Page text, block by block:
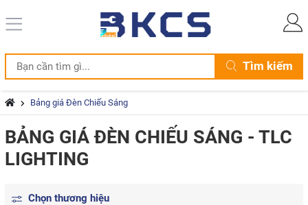
Tìm kiếm
Bảng giá Đèn Chiếu Sáng
BẢNG GIÁ ĐÈN CHIẾU SÁNG - TLC
LIGHTING
Chọn thương hiệu